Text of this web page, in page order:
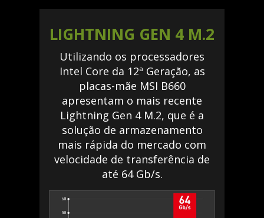
LIGHTNING GEN 4 M.2
Utilizando os processadores
Intel Core da 12ª Geração, as
placas-mãe MSI B660
apresentam o mais recente
Lightning Gen 4 M.2, que é a
solução de armazenamento
mais rápida do mercado com
velocidade de transferência de
até 64 Gb/s.